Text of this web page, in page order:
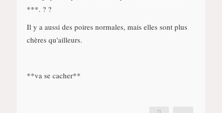
***. ? ?
Il y a aussi des poires normales, mais elles sont plus
chères qu'ailleurs.
**va se cacher**